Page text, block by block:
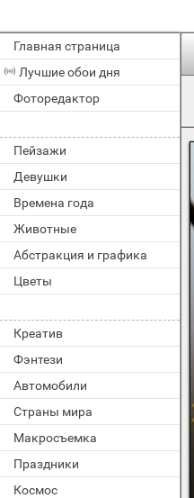
Главная страница
Лучшие обои дня
Фоторедактор
Пейзажи
Девушки
Времена года
Животные
Абстракция и графика
Цветы
Креатив
Фэнтези
Автомобили
Страны мира
Макросъемка
Праздники
Космос